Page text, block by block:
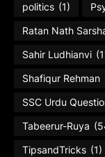
politics (1)
Ratan Nath
Sahir Ludhianvi
Shafiqur Rehman
SSC Urdu
Tabeerur-Ruya
TipsandTricks (1)